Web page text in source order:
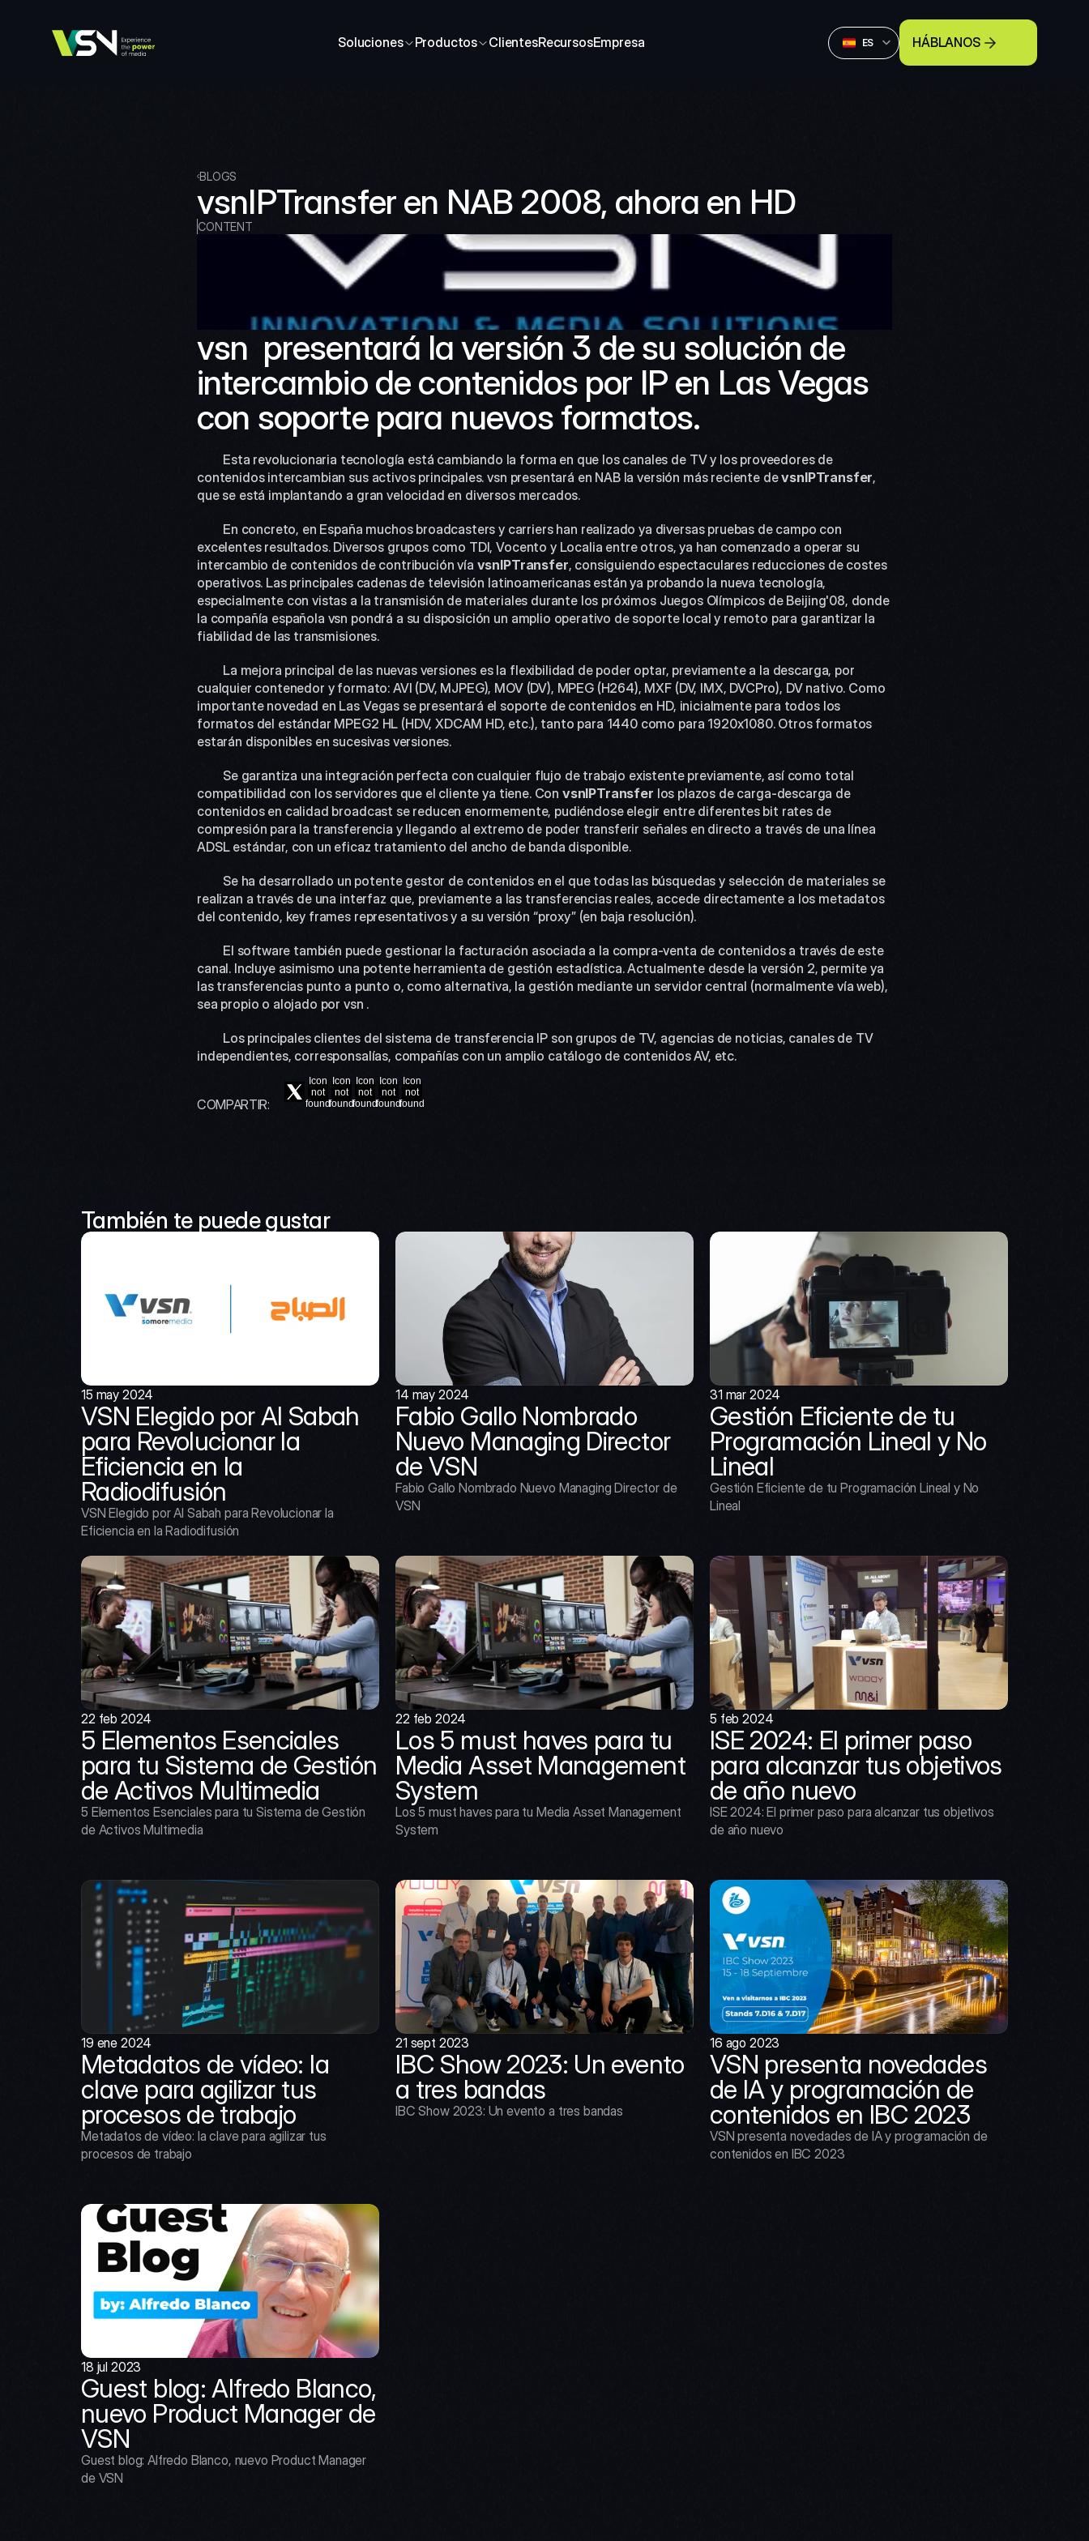
Soluciones Productos ClientesRecursosEmpresa
Select Language
Spanish (Spain)
ES HÁBLANOS
BLOGS
vsnIPTransfer en NAB 2008, ahora en HD
CONTENT
vsn  presentará la versión 3 de su solución de
intercambio de contenidos por IP en Las Vegas
con soporte para nuevos formatos.
contenidos intercambian sus activos principales. vsn presentará en NAB la versión más reciente de vsnIPTransfer,
que se está implantando a gran velocidad en diversos mercados.
excelentes resultados. Diversos grupos como TDI, Vocento y Localia entre otros, ya han comenzado a operar su
intercambio de contenidos de contribución vía vsnIPTransfer, consiguiendo espectaculares reducciones de costes
operativos. Las principales cadenas de televisión latinoamericanas están ya probando la nueva tecnología,
especialmente con vistas a la transmisión de materiales durante los próximos Juegos Olímpicos de Beijing'08, donde
la compañía española vsn pondrá a su disposición un amplio operativo de soporte local y remoto para garantizar la
fiabilidad de las transmisiones.
cualquier contenedor y formato: AVI (DV, MJPEG), MOV (DV), MPEG (H264), MXF (DV, IMX, DVCPro), DV nativo. Como
importante novedad en Las Vegas se presentará el soporte de contenidos en HD, inicialmente para todos los
formatos del estándar MPEG2 HL (HDV, XDCAM HD, etc.), tanto para 1440 como para 1920x1080. Otros formatos
estarán disponibles en sucesivas versiones.
compatibilidad con los servidores que el cliente ya tiene. Con vsnIPTransfer los plazos de carga-descarga de
contenidos en calidad broadcast se reducen enormemente, pudiéndose elegir entre diferentes bit rates de
compresión para la transferencia y llegando al extremo de poder transferir señales en directo a través de una línea
ADSL estándar, con un eficaz tratamiento del ancho de banda disponible.
realizan a través de una interfaz que, previamente a las transferencias reales, accede directamente a los metadatos
del contenido, key frames representativos y a su versión “proxy” (en baja resolución).
canal. Incluye asimismo una potente herramienta de gestión estadística. Actualmente desde la versión 2, permite ya
las transferencias punto a punto o, como alternativa, la gestión mediante un servidor central (normalmente vía web),
sea propio o alojado por vsn .
independientes, corresponsalías, compañías con un amplio catálogo de contenidos AV, etc.
COMPARTIR:
Icon
not
found
Icon
not
found
Icon
not
found
Icon
not
found
Icon
not
found
También te puede gustar
15 may 2024
VSN Elegido por Al Sabah
para Revolucionar la
Eficiencia en la
Radiodifusión
VSN Elegido por Al Sabah para Revolucionar la
Eficiencia en la Radiodifusión
14 may 2024
Fabio Gallo Nombrado
Nuevo Managing Director
de VSN
Fabio Gallo Nombrado Nuevo Managing Director de
VSN
31 mar 2024
Gestión Eficiente de tu
Programación Lineal y No
Lineal
Gestión Eficiente de tu Programación Lineal y No
Lineal
22 feb 2024
5 Elementos Esenciales
para tu Sistema de Gestión
de Activos Multimedia
5 Elementos Esenciales para tu Sistema de Gestión
de Activos Multimedia
22 feb 2024
Los 5 must haves para tu
Media Asset Management
System
Los 5 must haves para tu Media Asset Management
System
5 feb 2024
ISE 2024: El primer paso
para alcanzar tus objetivos
de año nuevo
ISE 2024: El primer paso para alcanzar tus objetivos
de año nuevo
19 ene 2024
Metadatos de vídeo: la
clave para agilizar tus
procesos de trabajo
Metadatos de vídeo: la clave para agilizar tus
procesos de trabajo
21 sept 2023
IBC Show 2023: Un evento
a tres bandas
IBC Show 2023: Un evento a tres bandas
16 ago 2023
VSN presenta novedades
de IA y programación de
contenidos en IBC 2023
VSN presenta novedades de IA y programación de
contenidos en IBC 2023
18 jul 2023
Guest blog: Alfredo Blanco,
nuevo Product Manager de
VSN
Guest blog: Alfredo Blanco, nuevo Product Manager
de VSN